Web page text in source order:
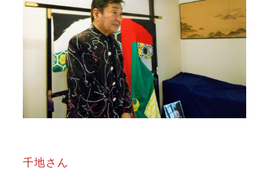
千地さん